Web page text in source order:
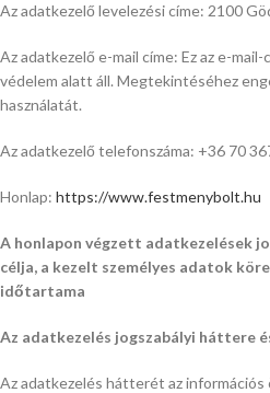
Az adatkezelő levelezési címe: 2100
Az adatkezelő e-mail címe: Ez az e-
védelem alatt áll. Megtekintéséhez
használatát.
Az adatkezelő telefonszáma: +36 70
Honlap: https://www.festmenybolt.hu
A honlapon végzett adatkezelések
célja, a kezelt személyes adatok
időtartama
Az adatkezelés jogszabályi háttere
Az adatkezelés hátterét az információs